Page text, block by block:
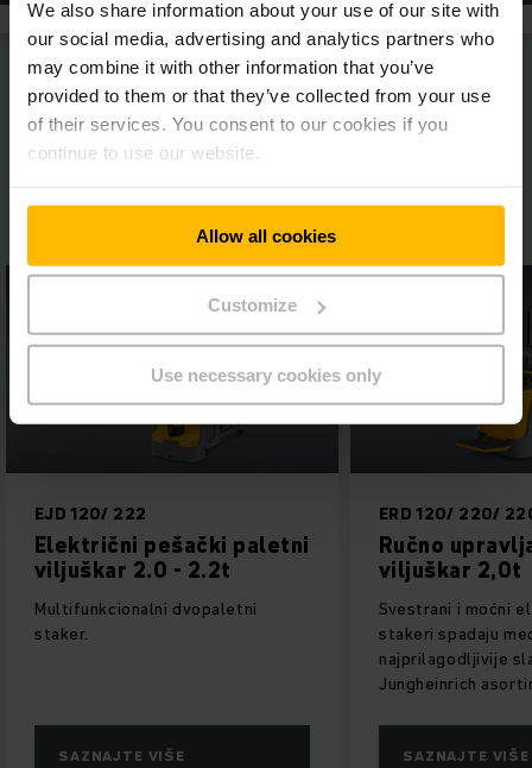
We also share information about your use of our site with
our social media, advertising and analytics partners who
may combine it with other information that you’ve
provided to them or that they’ve collected from your use
of their services. You consent to our cookies if you
continue to use our website.
Allow all cookies
Customize
Use necessary cookies only
Više litijum-jonskih paletnih stakera
ERD 120/ 220/ 220 drivePLUS
Ručno upravljani
viljuškar 2,0t
Svestrani i moćni električni ERD
SAZNAJTE VIŠE
ESD
2,0t